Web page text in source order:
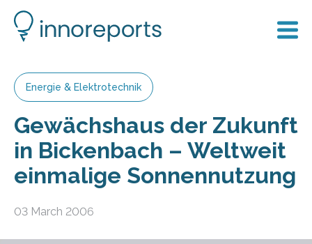
Energie & Elektrotechnik
Gewächshaus der Zukunft
in Bickenbach – Weltweit
einmalige Sonnennutzung
03 March 2006